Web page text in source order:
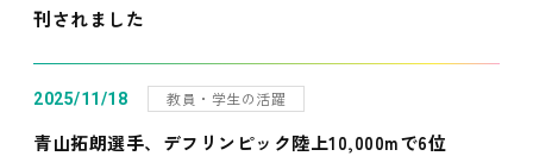
刊されました
2025/11/18 教員・学生の活躍
青山拓朗選手、デフリンピック陸上10,000mで6位